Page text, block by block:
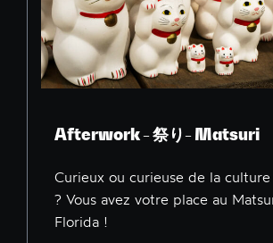
Afterwork - 祭り- Matsuri
Curieux ou curieuse de la culture
? Vous avez votre place au
Florida !